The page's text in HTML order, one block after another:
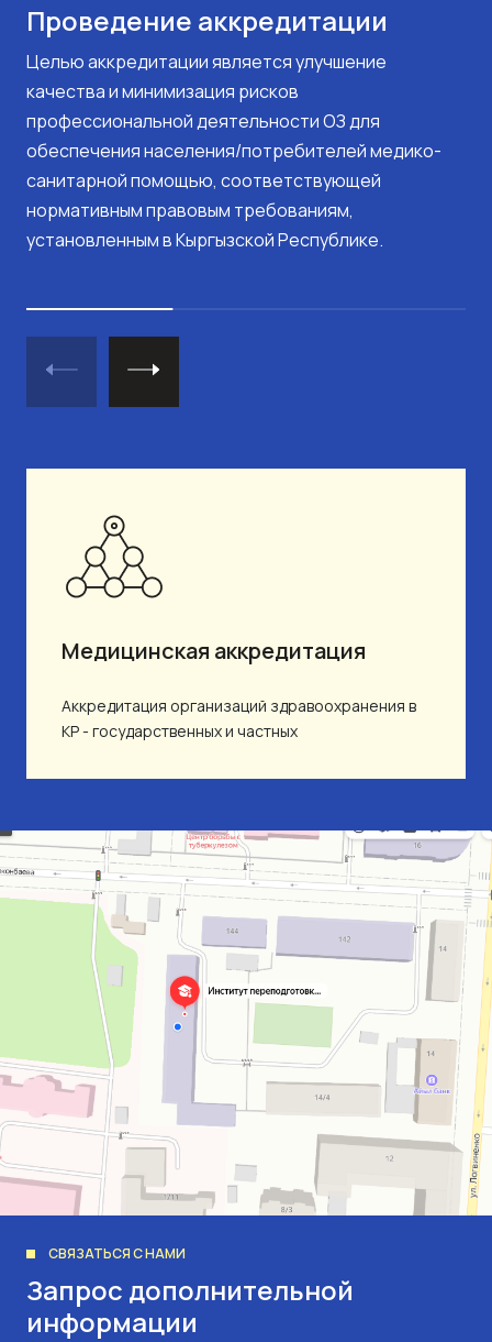
Проведение аккредитации
Целью аккредитации является улучшение
качества и минимизация рисков
профессиональной деятельности ОЗ для
обеспечения населения/потребителей медико-
санитарной помощью, соответствующей
нормативным правовым требованиям,
установленным в Кыргызской Республике.
Медицинская аккредитация
Аккредитация организаций здравоохранения в
КР - государственных и частных
СВЯЗАТЬСЯ С НАМИ
Запрос дополнительной
информации